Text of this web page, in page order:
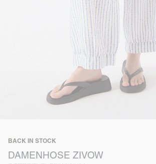
BACK IN STOCK
DAMENHOSE ZIVOW